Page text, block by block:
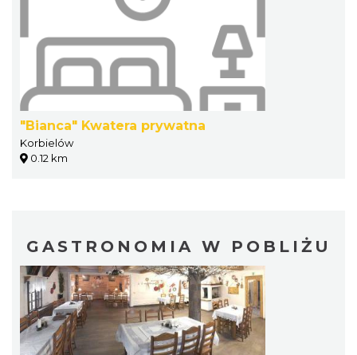
"Bianca" Kwatera prywatna
Korbielów
0.12 km
GASTRONOMIA W POBLIŻU